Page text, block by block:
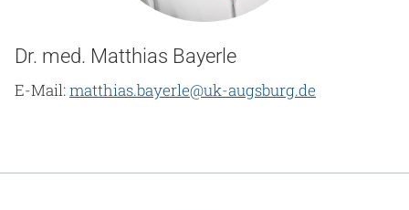
Dr. med. Matthias Bayerle
E-Mail:matthias.bayerle@uk-augsburg.de